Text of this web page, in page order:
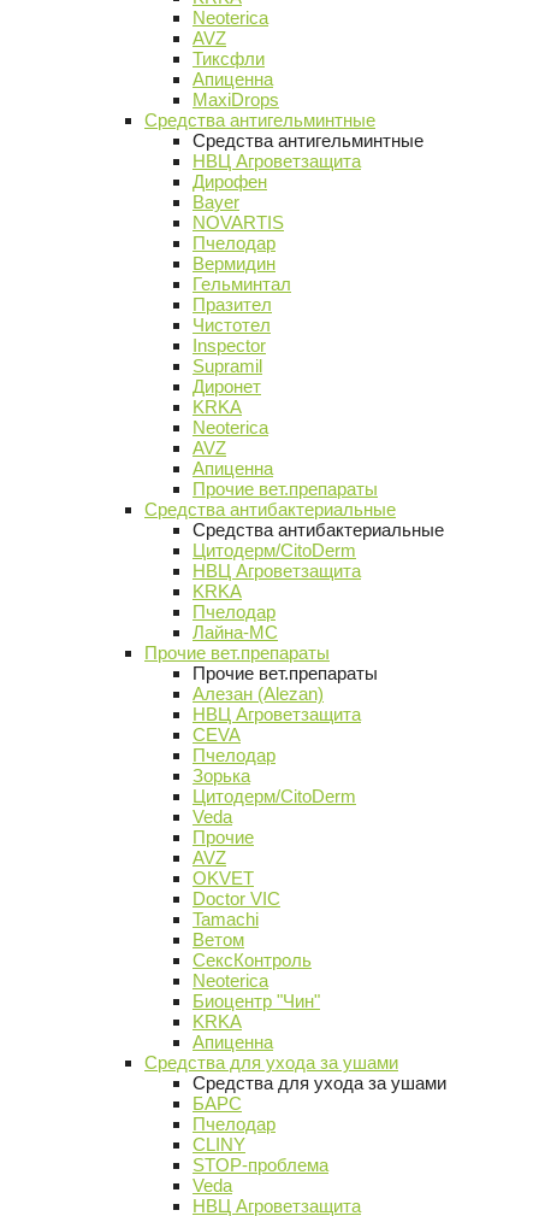
Neoterica
AVZ
Тиксфли
Апиценна
MaxiDrops
Средства антигельминтные
Средства антигельминтные
НВЦ Агроветзащита
Дирофен
Bayer
NOVARTIS
Пчелодар
Вермидин
Гельминтал
Празител
Чистотел
Inspector
Supramil
Диронет
KRKA
Neoterica
AVZ
Апиценна
Прочие вет.препараты
Средства антибактериальные
Средства антибактериальные
Цитодерм/CitoDerm
НВЦ Агроветзащита
KRKA
Пчелодар
Лайна-МС
Прочие вет.препараты
Прочие вет.препараты
Алезан (Alezan)
НВЦ Агроветзащита
CEVA
Пчелодар
Зорька
Цитодерм/CitoDerm
Veda
Прочие
AVZ
OKVET
Doctor VIC
Tamachi
Ветом
СексКонтроль
Neoterica
Биоцентр "Чин"
KRKA
Апиценна
Средства для ухода за ушами
Средства для ухода за ушами
БАРС
Пчелодар
CLINY
STOP-проблема
Veda
НВЦ Агроветзащита